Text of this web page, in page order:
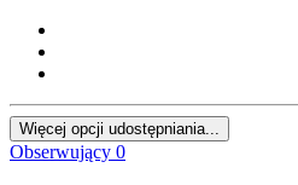
Więcej opcji udostępniania...
Obserwujący 0